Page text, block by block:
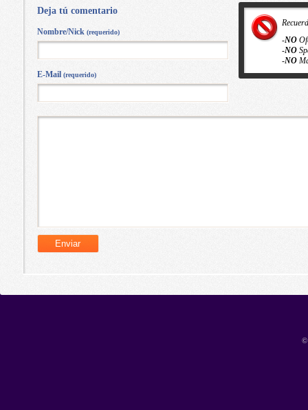
-NO
-NO
-NO
Deja tú comentario
Nombre/Nick (requerido)
E-Mail (requerido)
©